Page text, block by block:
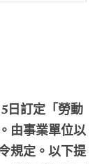
日訂定「勞動
由事業單位以
規定。以下提